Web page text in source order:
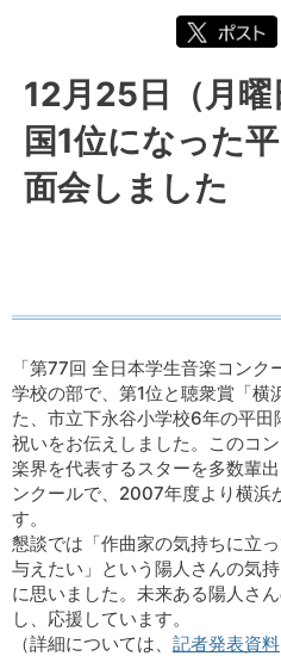
フォトダイアリー 2023年度
フォトダイアリー 2023年12月
12月25日（月曜日）ピアノで全国
面会しました
12月25日（月
国1位になった
面会しました
「第77回 全日本学生音楽コン
学校の部で、第1位と聴衆賞「横
た、市立下永谷小学校6年の平
祝いをお伝えしました。このコ
楽界を代表するスターを多数輩
ンクールで、2007年度より横浜
す。
懇談では「作曲家の気持ちに立
与えたい」という陽人さんの気
に思いました。未来ある陽人さ
し、応援しています。
（詳細については、 記者発表資料